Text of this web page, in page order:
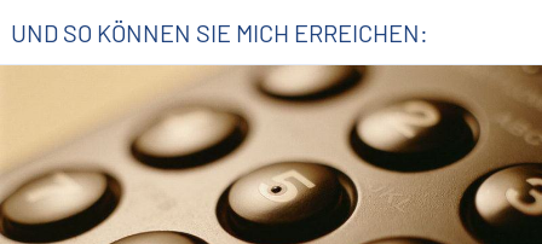
UND SO KÖNNEN SIE MICH ERREICHEN: